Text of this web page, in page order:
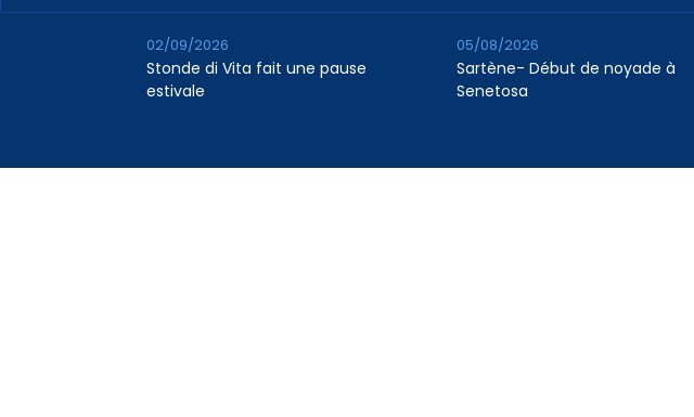
Stonde di Vita fait une pause
estivale
02/09/2026
Sartène- Début de noyade à
Senetosa
05/08/2026